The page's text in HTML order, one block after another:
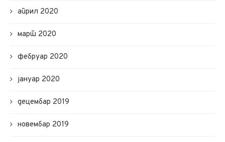
април 2020
март 2020
фебруар 2020
јануар 2020
децембар 2019
новембар 2019